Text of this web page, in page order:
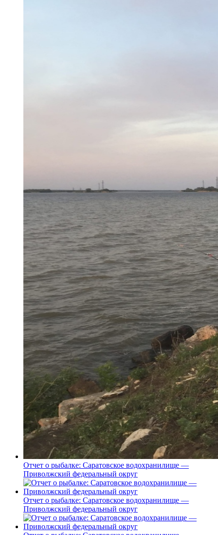
Отчет о рыбалке: Саратовское водохранилище —
Приволжский федеральный округ
Отчет о рыбалке: Саратовское водохранилище —
Приволжский федеральный округ